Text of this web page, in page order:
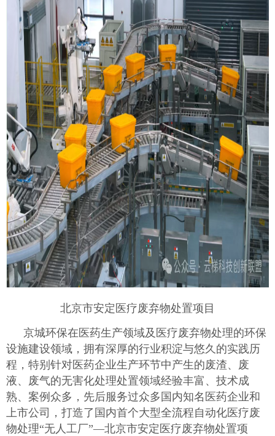
北京市安定医疗废弃物处置项目
京城环保在医药生产领域及医疗废弃物处理的环保
设施建设领域，拥有深厚的行业积淀与悠久的实践历
程，特别针对医药企业生产环节中产生的废渣、废
液、废气的无害化处理处置领域经验丰富、技术成
熟、案例众多，先后服务过众多国内知名医药企业和
上市公司，打造了国内首个大型全流程自动化医疗废
物处理“无人工厂”—北京市安定医疗废弃物处置项